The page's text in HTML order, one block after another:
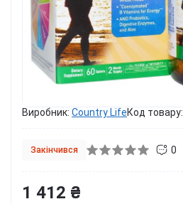
Виробник: Country LifeКод товару:
Закінчився 0
1 412 ₴